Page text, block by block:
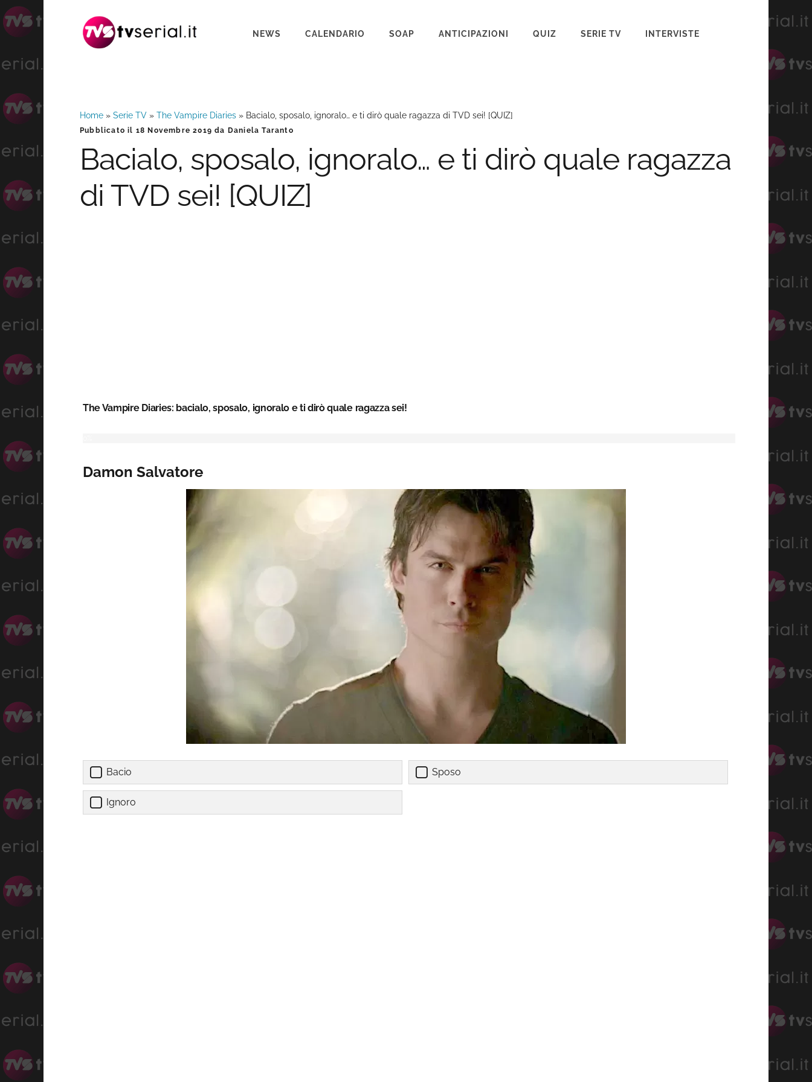
navigazione
contenuto
NEWS CALENDARIO SOAP
LA PROMESSA
TEMPESTA D’AMORE
ANTICIPAZIONI QUIZ SERIE TV INTERVISTE
Home » Serie TV » The Vampire Diaries » Bacialo, sposalo, ignoralo… e ti dirò quale ragazza di TVD sei! [QUIZ]
Pubblicato il 18 Novembre 2019 da Daniela Taranto
Bacialo, sposalo, ignoralo… e ti dirò quale ragazza
di TVD sei! [QUIZ]
The Vampire Diaries: bacialo, sposalo, ignoralo e ti dirò quale ragazza sei!
Damon Salvatore
Bacio Sposo
Ignoro
Barra
laterale
primaria